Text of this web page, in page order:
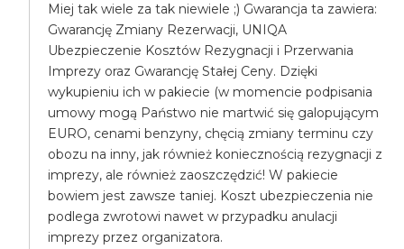
Miej tak wiele za tak niewiele ;) Gwarancja ta zawiera:
Gwarancję Zmiany Rezerwacji, UNIQA
Ubezpieczenie Kosztów Rezygnacji i Przerwania
Imprezy oraz Gwarancję Stałej Ceny. Dzięki
wykupieniu ich w pakiecie (w momencie podpisania
umowy mogą Państwo nie martwić się galopującym
EURO, cenami benzyny, chęcią zmiany terminu czy
obozu na inny, jak również koniecznością rezygnacji z
imprezy, ale również zaoszczędzić! W pakiecie
bowiem jest zawsze taniej. Koszt ubezpieczenia nie
podlega zwrotowi nawet w przypadku anulacji
imprezy przez organizatora.